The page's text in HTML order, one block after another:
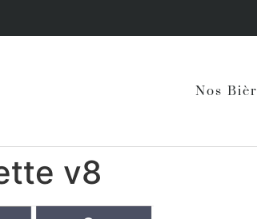
Nos
v8